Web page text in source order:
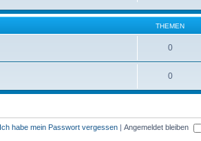
THEMEN
0
0
Ich habe mein Passwort vergessen Angemeldet bleiben